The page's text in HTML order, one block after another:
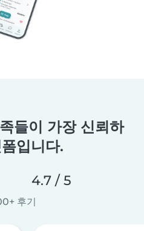
들이 가장 신뢰하
입니다.
4.7 / 5
후기